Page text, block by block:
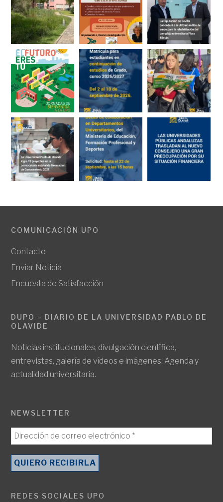
COMUNICACIÓN UPO
Contacto
Enviar Noticia
Encuesta de Satisfacción
DUPO – DIARIO DE LA UNIVERSIDAD PABLO DE
OLAVIDE
Noticias institucionales, divulgación científica,
entrevistas, galería de vídeos e imágenes. Agenda y
actualidad universitaria.
NEWSLETTER
REDES SOCIALES UPO